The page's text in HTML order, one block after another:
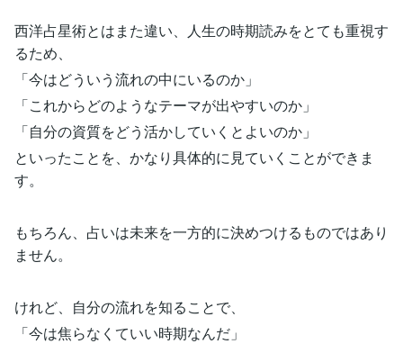
西洋占星術とはまた違い、人生の時期読みをとても重視す
るため、
「今はどういう流れの中にいるのか」
「これからどのようなテーマが出やすいのか」
「自分の資質をどう活かしていくとよいのか」
といったことを、かなり具体的に見ていくことができま
す。
もちろん、占いは未来を一方的に決めつけるものではあり
ません。
けれど、自分の流れを知ることで、
「今は焦らなくていい時期なんだ」